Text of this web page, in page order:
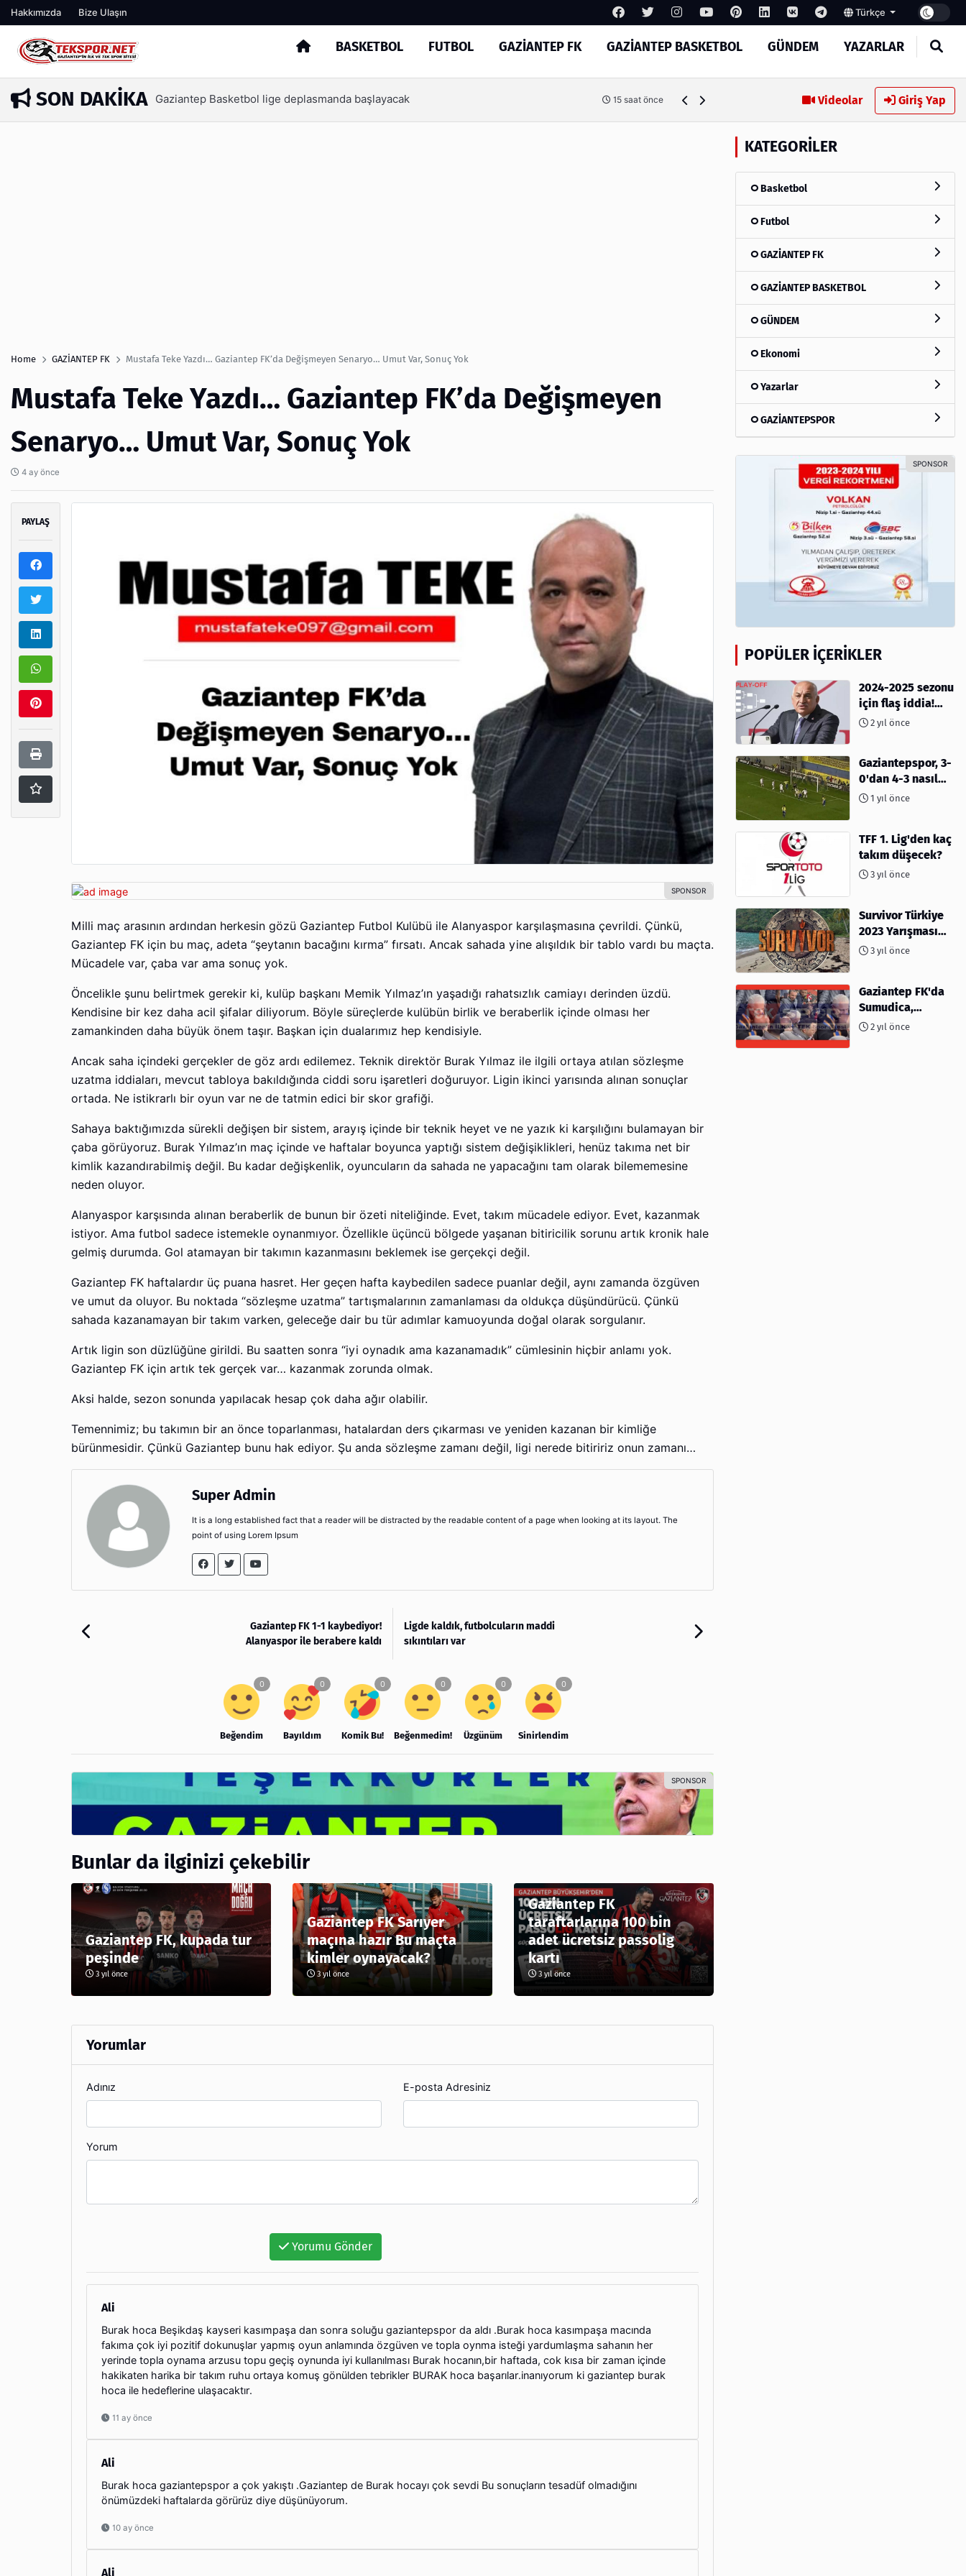
Hakkımızda Bize Ulaşın Türkçe
BASKETBOL FUTBOL GAZİANTEP FK GAZİANTEP BASKETBOL GÜNDEM YAZARLAR
Arama
SON DAKIKA15 saat önceİşte Tekspor farkıyla Gaziantep Basketbol’un yeni yönetimi 1 gün önce Memik Yılmaz: "Daha güzel bir futbol seyrettirmek için
Videolar Giriş Yap
Home GAZİANTEP FK Mustafa Teke Yazdı… Gaziantep FK’da Değişmeyen Senaryo… Umut Var, Sonuç Yok
Mustafa Teke Yazdı… Gaziantep FK’da Değişmeyen
Senaryo… Umut Var, Sonuç Yok
4 ay önce
PAYLAŞ
Milli maç arasının ardından herkesin gözü Gaziantep Futbol Kulübü ile Alanyaspor karşılaşmasına çevrildi. Çünkü,
Gaziantep FK için bu maç, adeta “şeytanın bacağını kırma” fırsatı. Ancak sahada yine alışıldık bir tablo vardı bu maçta.
Mücadele var, çaba var ama sonuç yok.
Öncelikle şunu belirtmek gerekir ki, kulüp başkanı Memik Yılmaz’ın yaşadığı rahatsızlık camiayı derinden üzdü.
Kendisine bir kez daha acil şifalar diliyorum. Böyle süreçlerde kulübün birlik ve beraberlik içinde olması her
zamankinden daha büyük önem taşır. Başkan için dualarımız hep kendisiyle.
Ancak saha içindeki gerçekler de göz ardı edilemez. Teknik direktör Burak Yılmaz ile ilgili ortaya atılan sözleşme
uzatma iddiaları, mevcut tabloya bakıldığında ciddi soru işaretleri doğuruyor. Ligin ikinci yarısında alınan sonuçlar
ortada. Ne istikrarlı bir oyun var ne de tatmin edici bir skor grafiği.
Sahaya baktığımızda sürekli değişen bir sistem, arayış içinde bir teknik heyet ve ne yazık ki karşılığını bulamayan bir
çaba görüyoruz. Burak Yılmaz’ın maç içinde ve haftalar boyunca yaptığı sistem değişiklikleri, henüz takıma net bir
kimlik kazandırabilmiş değil. Bu kadar değişkenlik, oyuncuların da sahada ne yapacağını tam olarak bilememesine
neden oluyor.
Alanyaspor karşısında alınan beraberlik de bunun bir özeti niteliğinde. Evet, takım mücadele ediyor. Evet, kazanmak
istiyor. Ama futbol sadece istemekle oynanmıyor. Özellikle üçüncü bölgede yaşanan bitiricilik sorunu artık kronik hale
gelmiş durumda. Gol atamayan bir takımın kazanmasını beklemek ise gerçekçi değil.
Gaziantep FK haftalardır üç puana hasret. Her geçen hafta kaybedilen sadece puanlar değil, aynı zamanda özgüven
ve umut da oluyor. Bu noktada “sözleşme uzatma” tartışmalarının zamanlaması da oldukça düşündürücü. Çünkü
sahada kazanamayan bir takım varken, geleceğe dair bu tür adımlar kamuoyunda doğal olarak sorgulanır.
Artık ligin son düzlüğüne girildi. Bu saatten sonra “iyi oynadık ama kazanamadık” cümlesinin hiçbir anlamı yok.
Gaziantep FK için artık tek gerçek var… kazanmak zorunda olmak.
Aksi halde, sezon sonunda yapılacak hesap çok daha ağır olabilir.
Temennimiz; bu takımın bir an önce toparlanması, hatalardan ders çıkarması ve yeniden kazanan bir kimliğe
bürünmesidir. Çünkü Gaziantep bunu hak ediyor. Şu anda sözleşme zamanı değil, ligi nerede bitiririz onun zamanı…
Super Admin
It is a long established fact that a reader will be distracted by the readable content of a page when looking at its layout. The
point of using Lorem Ipsum
Gaziantep FK 1-1 kaybediyor!
Alanyaspor ile berabere kaldı
Ligde kaldık, futbolcuların maddi
sıkıntıları var
Beğendim Bayıldım Komik Bu! Beğenmedim! Üzgünüm Sinirlendim
Bunlar da ilginizi çekebilir
Gaziantep FK, kupada tur
peşinde
3 yıl önce
Gaziantep FK Sarıyer
maçına hazır Bu maçta
kimler oynayacak?
3 yıl önce
Gaziantep FK
taraftarlarına 100 bin
adet ücretsiz passolig
kartı
3 yıl önce
Yorumlar
Adınız E-posta Adresiniz
Yorum
Yorumu Gönder
Ali
Burak hoca Beşikdaş kayseri kasımpaşa dan sonra soluğu gaziantepspor da aldı .Burak hoca kasımpaşa macında
fakıma çok iyi pozitif dokunuşlar yapmış oyun anlamında özgüven ve topla oynma isteği yardumlaşma sahanın her
yerinde topla oynama arzusu topu geçiş oynunda iyi kullanılması Burak hocanın,bir haftada, cok kısa bir zaman içinde
hakikaten harika bir takım ruhu ortaya komuş gönülden tebrikler BURAK hoca başarılar.inanıyorum ki gaziantep burak
hoca ile hedeflerine ulaşacaktır.
11 ay önce
Ali
Burak hoca gaziantepspor a çok yakıştı .Gaziantep de Burak hocayı çok sevdi Bu sonuçların tesadüf olmadığını
önümüzdeki haftalarda görürüz diye düşünüyorum.
10 ay önce
Ali
KATEGORILER
Basketbol
Futbol
GAZİANTEP FK
GAZİANTEP BASKETBOL
GÜNDEM
Ekonomi
Yazarlar
GAZİANTEPSPOR
POPÜLER İÇERIKLER
2024-2025 sezonu
için flaş iddia!
Play-Off sistemi
2 yıl önce
Gaziantepspor, 3-
0'dan 4-3 nasıl
kaybetti?
1 yıl önce
TFF 1. Lig'den kaç
takım düşecek?
3 yıl önce
Survivor Türkiye
2023 Yarışması
İçin Geri Sayım
3 yıl önce
Gaziantep FK'da
Sumudica,
Başkanı
2 yıl önce